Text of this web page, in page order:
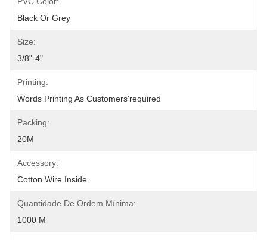
Black Or Grey
Size:
3/8"-4"
Printing:
Words Printing As Customers'required
Packing:
20M
Accessory:
Cotton Wire Inside
Quantidade De Ordem Mínima:
1000 M